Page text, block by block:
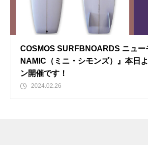
COSMOS SURFBNOARDS ニュー
NAMIC（ミニ・シモンズ）』本日
ン開催です！
2024.02.26